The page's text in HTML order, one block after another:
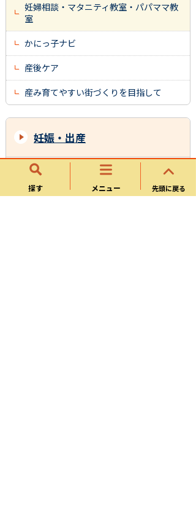
探す メニュー 先頭に戻る
妊婦相談・マタニティ教室・パパママ教
室
かにっ子ナビ
産後ケア
産み育てやすい街づくりを目指して
妊娠・出産
妊娠・出産したら(手続き)
妊娠中の健康診査